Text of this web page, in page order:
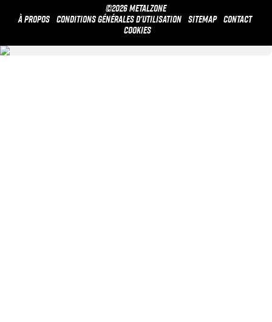
©2026 METALZONE
À propos Conditions générales d'utilisation Sitemap Contact
Cookies